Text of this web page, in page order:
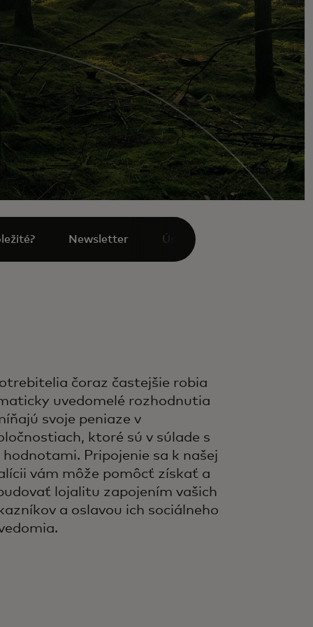
Newsletter Úspech
čoraz častejšie robia
uvedomelé rozhodnutia
svoje peniaze v
ktoré sú v súlade s
hodnotami. Pripojenie sa k našej
vám môže pomôcť získať a
lojalitu zapojením vašich
a oslavou ich sociálneho